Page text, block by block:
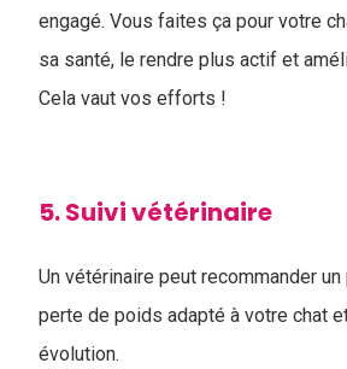
engagé. Vous faites ça pour votre
sa santé, le rendre plus actif et
Cela vaut vos efforts !
5. Suivi vétérinaire
Un vétérinaire peut recommander
perte de poids adapté à votre chat
évolution.